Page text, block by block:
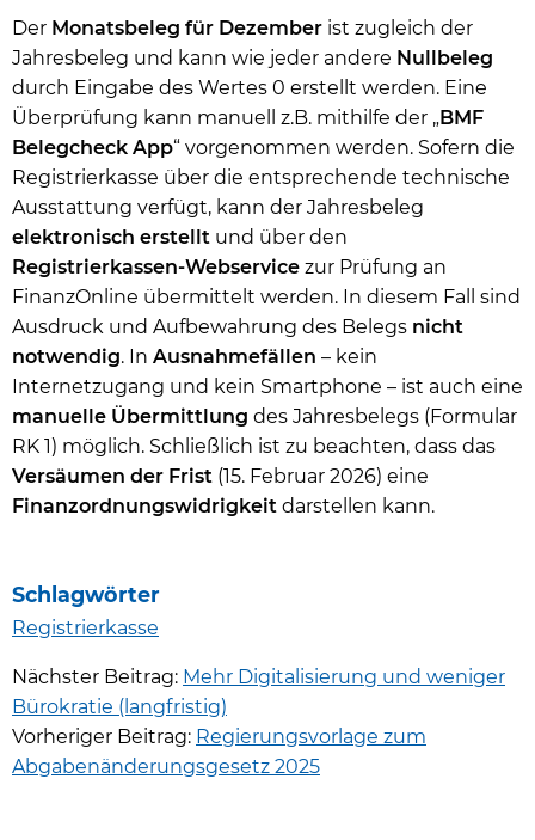
Der Monatsbeleg für Dezember ist zugleich der
Jahresbeleg und kann wie jeder andere Nullbeleg
durch Eingabe des Wertes 0 erstellt werden. Eine
Überprüfung kann manuell z.B. mithilfe der „BMF
Belegcheck App“ vorgenommen werden. Sofern die
Registrierkasse über die entsprechende technische
Ausstattung verfügt, kann der Jahresbeleg
elektronisch erstellt und über den
Registrierkassen-Webservice zur Prüfung an
FinanzOnline übermittelt werden. In diesem Fall sind
Ausdruck und Aufbewahrung des Belegs nicht
notwendig. In Ausnahmefällen – kein
Internetzugang und kein Smartphone – ist auch eine
manuelle Übermittlung des Jahresbelegs (Formular
RK 1) möglich. Schließlich ist zu beachten, dass das
Versäumen der Frist (15. Februar 2026) eine
Finanzordnungswidrigkeit darstellen kann.
Schlagwörter
Registrierkasse
Nächster Beitrag: Mehr Digitalisierung und weniger
Bürokratie (langfristig)
Vorheriger Beitrag: Regierungsvorlage zum
Abgabenänderungsgesetz 2025